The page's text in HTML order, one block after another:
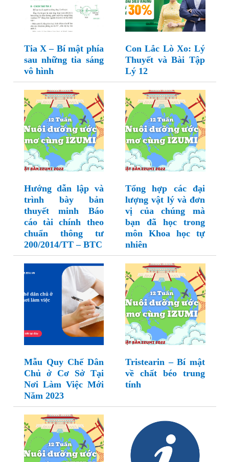
Tia X – Bí mật phía
sau những tia sáng
vô hình
Con Lắc Lò Xo: Lý
Thuyết và Bài Tập
Lý 12
Hướng dẫn lập và
trình bày bản
thuyết minh Báo
cáo tài chính theo
chuẩn thông tư
200/2014/TT – BTC
Tổng hợp các đại
lượng vật lý và đơn
vị của chúng mà
bạn đã học trong
môn Khoa học tự
nhiên
Mẫu Quy Chế Dân
Chủ ở Cơ Sở Tại
Nơi Làm Việc Mới
Năm 2023
Tristearin – Bí mật
về chất béo trung
tính